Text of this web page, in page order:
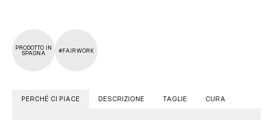
PRODOTTO IN
SPAGNA
#FAIRWORK
PERCHÉ CI PIACE DESCRIZIONE TAGLIE CURA